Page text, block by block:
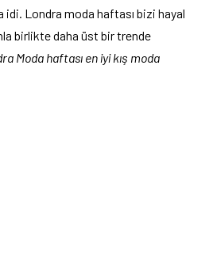
idi. Londra moda haftası bizi hayal
birlikte daha üst bir trende
Moda haftası en iyi kış moda